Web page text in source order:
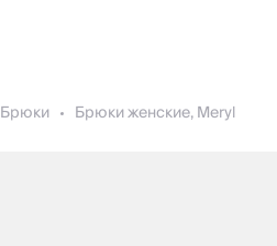
Брюки Брюки женские, Meryl